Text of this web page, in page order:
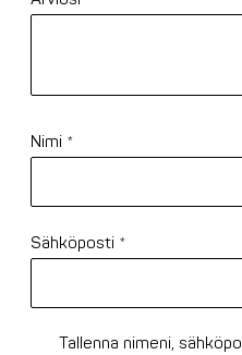
Nimi *
Sähköposti *
Tallenna nimeni,